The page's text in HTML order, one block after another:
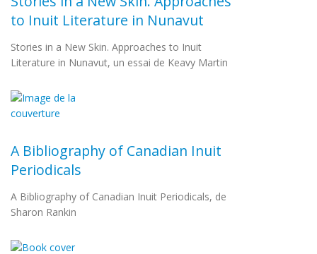
to Inuit Literature in Nunavut
Stories in a New Skin. Approaches to Inuit
Literature in Nunavut, un essai de Keavy Martin
A Bibliography of Canadian Inuit
Periodicals
A Bibliography of Canadian Inuit Periodicals, de
Sharon Rankin